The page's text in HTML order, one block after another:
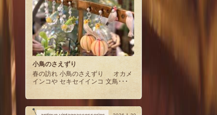
小鳥のさえずり
春の訪れ 小鳥のさえずり オカメ
インコや セキセイインコ 文鳥･･･